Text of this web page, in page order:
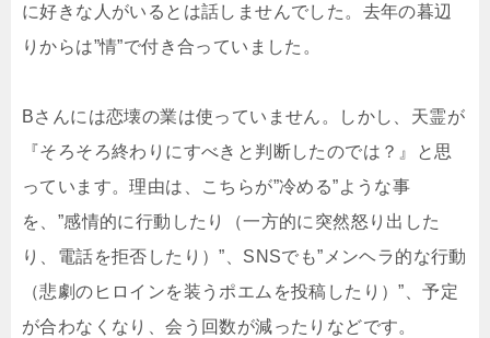
に好きな人がいるとは話しませんでした。去年の暮辺
りからは”情”で付き合っていました。
Bさんには恋壊の業は使っていません。しかし、天霊が
『そろそろ終わりにすべきと判断したのでは？』と思
っています。理由は、こちらが”冷める”ような事
を、”感情的に行動したり（一方的に突然怒り出した
り、電話を拒否したり）”、SNSでも”メンヘラ的な行動
（悲劇のヒロインを装うポエムを投稿したり）”、予定
が合わなくなり、会う回数が減ったりなどです。